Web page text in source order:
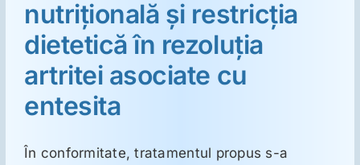
Suplimente
Reumatologie
Ginecologie
nutriţională şi restricţia
dietetică în rezoluţia
artritei asociate cu
entesita
În conformitate, tratamentul propus s-a